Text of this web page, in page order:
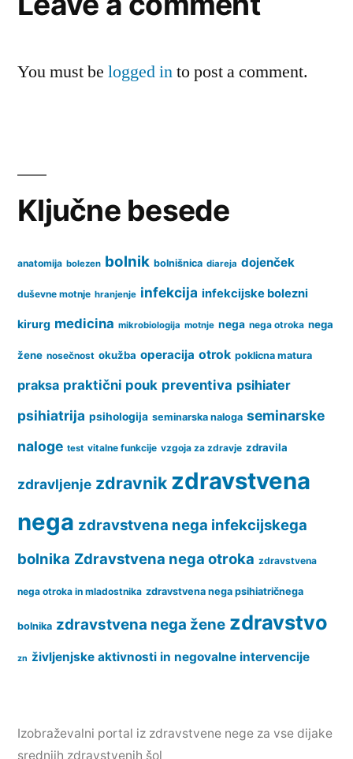
You must be logged into post a comment.
Ključne besede
anatomija bolezen bolnik bolnišnica diareja dojenček
duševne motnje hranjenje infekcija infekcijske bolezni
kirurg medicina mikrobiologija motnje nega nega otroka nega
žene nosečnost okužba operacija otrok poklicna matura
praksa praktični pouk preventiva psihiater
psihiatrija psihologija seminarska naloga seminarske
naloge test vitalne funkcije vzgoja za zdravje zdravila
zdravljenje zdravnik zdravstvena
nega zdravstvena nega infekcijskega
bolnika Zdravstvena nega otroka zdravstvena
nega otroka in mladostnika zdravstvena nega psihiatričnega
bolnika zdravstvena nega žene zdravstvo
zn življenjske aktivnosti in negovalne intervencije
Izobraževalni portal iz zdravstvene nege za vse dijake
srednjih zdravstvenih šol